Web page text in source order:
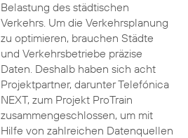
Belastung des städtischen
Verkehrs. Um die Verkehrsplanung
zu optimieren, brauchen Städte
und Verkehrsbetriebe präzise
Daten. Deshalb haben sich acht
Projektpartner, darunter Telefónica
NEXT, zum Projekt ProTrain
zusammengeschlossen, um mit
Hilfe von zahlreichen Datenquellen